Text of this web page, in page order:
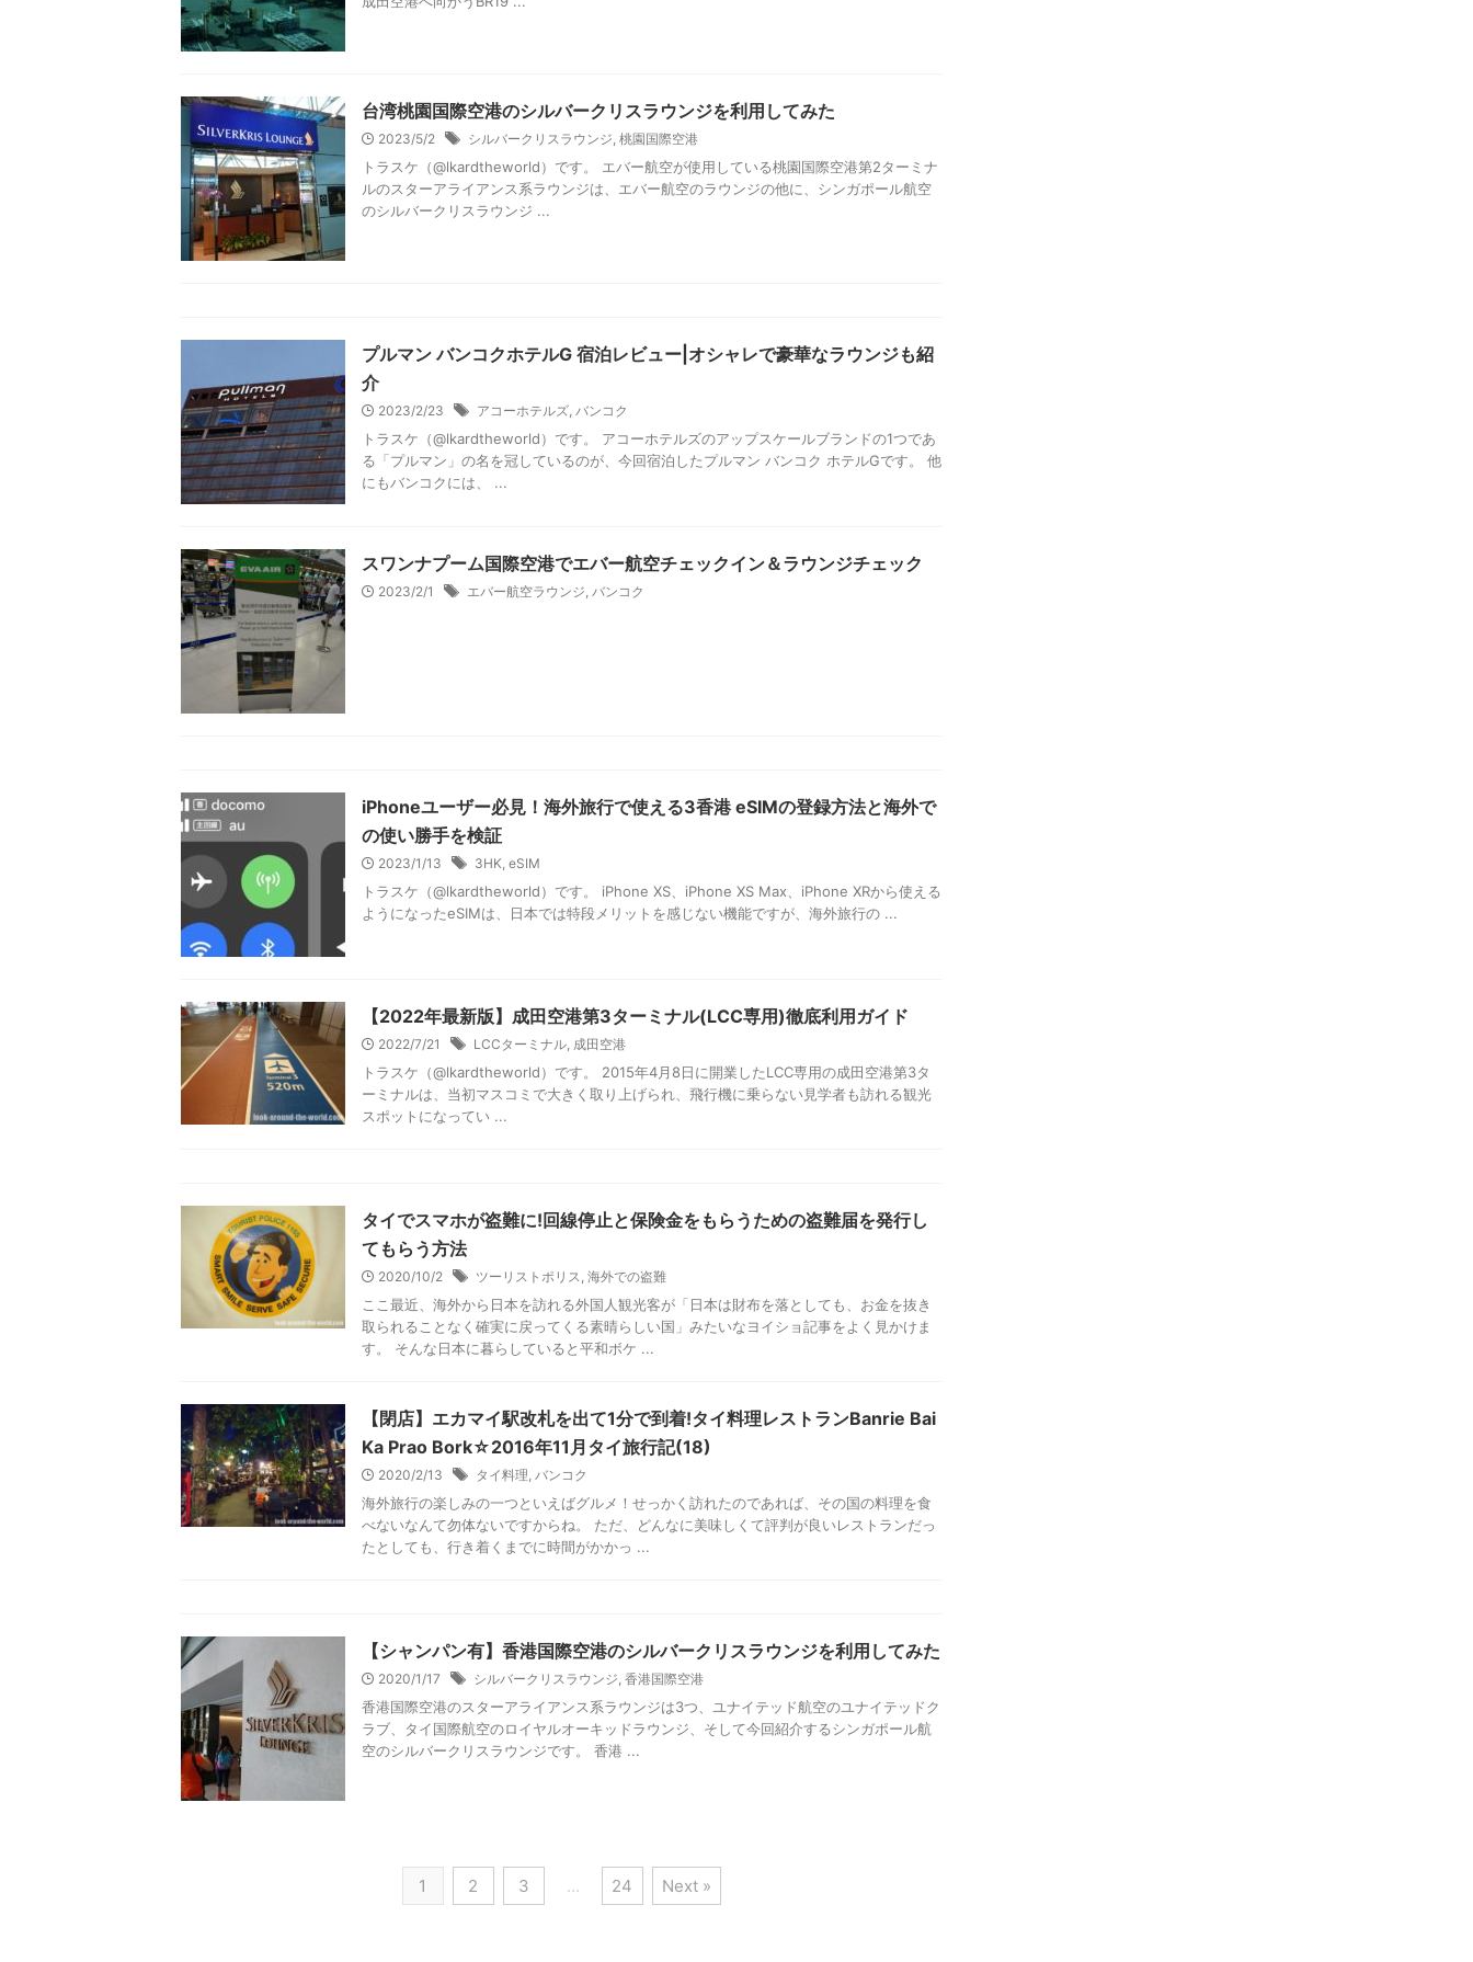
2023/5/9 A330-200
トラスケ（@lkardtheworld）です。 バンコク発の深夜便、シルバークリスラウンジを楽
しんだあと、名残惜しいですが日本へ帰国します。 今回利用したのは、桃園国際空港から
成田空港へ向かうBR19 ...
2023/5/2 シルバークリスラウンジ 桃園国際空港
トラスケ（@lkardtheworld）です。 エバー航空が使用している桃園国際空港第2ターミナ
ルのスターアライアンス系ラウンジは、エバー航空のラウンジの他に、シンガポール航空
プルマン バンコクホテルG 宿泊レビュー|オシャレで豪華なラウンジも紹
る「プルマン」の名を冠しているのが、今回宿泊したプルマン バンコク ホテルGです。 他
にもバンコクには、 ...
スワンナプーム国際空港でエバー航空チェックイン＆ラウンジチェック
iPhoneユーザー必見！海外旅行で使える3香港 eSIMの登録方法と海外で
の使い勝手を検証
2023/1/13 3HK ,eSIM
【2022年最新版】成田空港第3ターミナル(LCC専用)徹底利用ガイド
2022/7/21 LCCターミナル, 成田空港
トラスケ（@lkardtheworld）です。 2015年4月8日に開業したLCC専用の成田空港第3タ